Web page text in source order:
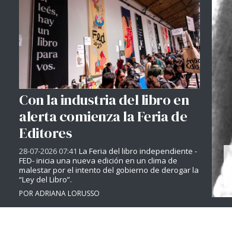
Con la industria del libro en
alerta comienza la Feria de
Editores
28-07-2026 07:41 La Feria del libro independiente -
FED- inicia una nueva edición en un clima de
malestar por el intento del gobierno de derogar la
“Ley del Libro”.
POR ADRIANA LORUSSO